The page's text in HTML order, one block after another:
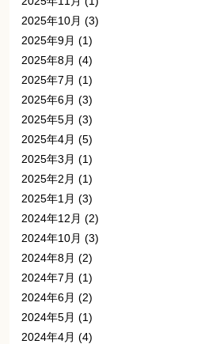
2025年10月 (3)
2025年9月 (1)
2025年8月 (4)
2025年7月 (1)
2025年6月 (3)
2025年5月 (3)
2025年4月 (5)
2025年3月 (1)
2025年2月 (1)
2025年1月 (3)
2024年12月 (2)
2024年10月 (3)
2024年8月 (2)
2024年7月 (1)
2024年6月 (2)
2024年5月 (1)
2024年4月 (4)